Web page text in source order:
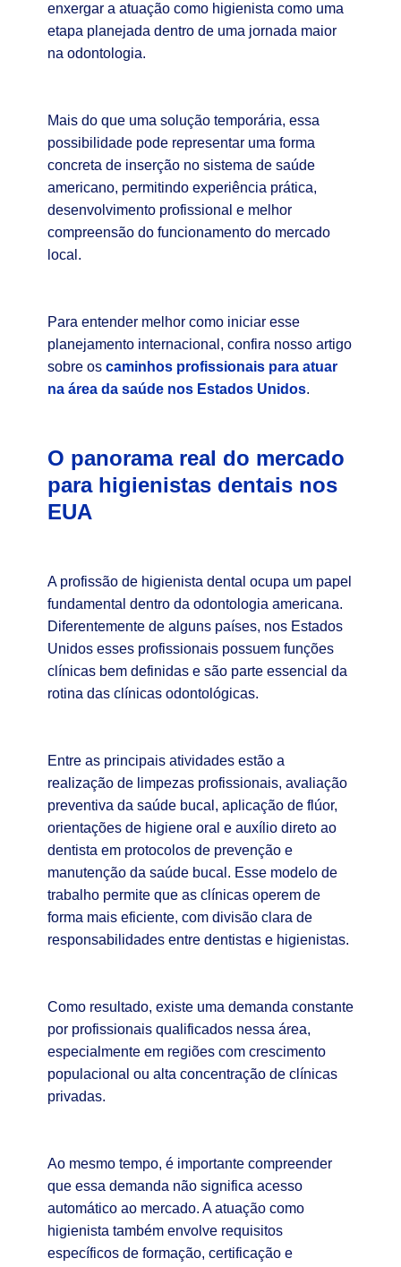
enxergar a atuação como higienista como uma
etapa planejada dentro de uma jornada maior
na odontologia.
Mais do que uma solução temporária, essa
possibilidade pode representar uma forma
concreta de inserção no sistema de saúde
americano, permitindo experiência prática,
desenvolvimento profissional e melhor
compreensão do funcionamento do mercado
local.
Para entender melhor como iniciar esse
planejamento internacional, confira nosso artigo
sobre os caminhos profissionais para atuar
na área da saúde nos Estados Unidos.
O panorama real do mercado
para higienistas dentais nos
EUA
A profissão de higienista dental ocupa um papel
fundamental dentro da odontologia americana.
Diferentemente de alguns países, nos Estados
Unidos esses profissionais possuem funções
clínicas bem definidas e são parte essencial da
rotina das clínicas odontológicas.
Entre as principais atividades estão a
realização de limpezas profissionais, avaliação
preventiva da saúde bucal, aplicação de flúor,
orientações de higiene oral e auxílio direto ao
dentista em protocolos de prevenção e
manutenção da saúde bucal. Esse modelo de
trabalho permite que as clínicas operem de
forma mais eficiente, com divisão clara de
responsabilidades entre dentistas e higienistas.
Como resultado, existe uma demanda constante
por profissionais qualificados nessa área,
especialmente em regiões com crescimento
populacional ou alta concentração de clínicas
privadas.
Ao mesmo tempo, é importante compreender
que essa demanda não significa acesso
automático ao mercado. A atuação como
higienista também envolve requisitos
específicos de formação, certificação e